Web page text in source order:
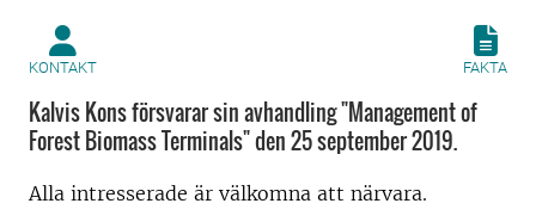
KONTAKT FAKTA
Kalvis Kons försvarar sin avhandling "Management of
Forest Biomass Terminals" den 25 september 2019.
Alla intresserade är välkomna att närvara.